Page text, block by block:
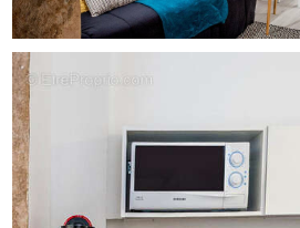
Enregistré à Greffe du tribunal
Annonce rédigée et publiée par